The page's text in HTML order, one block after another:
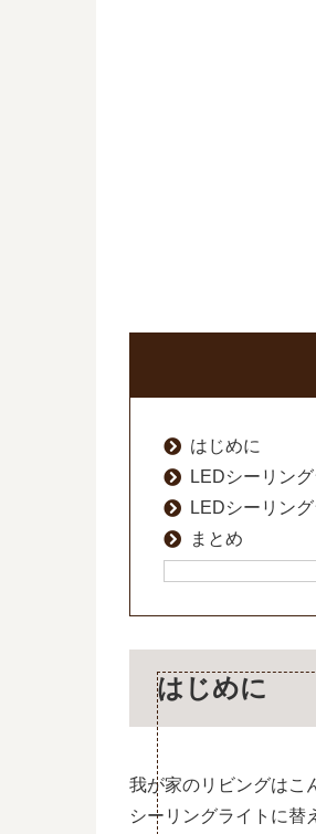
はじめに
LEDシーリン
LEDシーリン
まとめ
はじめに
我が家のリビングはこ
シーリングライトに替